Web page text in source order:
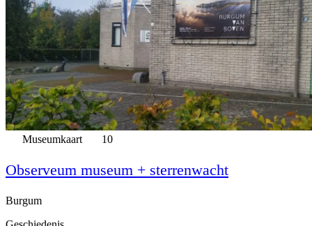
Museumkaart 10
Observeum museum + sterrenwacht
Burgum